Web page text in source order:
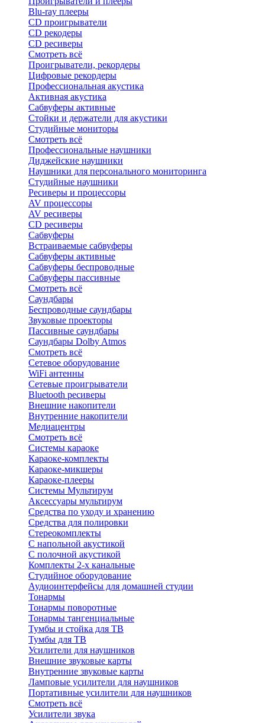
Blu-ray плееры
CD проигрыватели
CD рекодеры
CD ресиверы
Смотреть всё
Проигрыватели, рекордеры
Цифровые рекордеры
Профессиональная акустика
Активная акустика
Сабвуферы активные
Стойки и держатели для акустики
Студийные мониторы
Смотреть всё
Профессиональные наушники
Диджейские наушники
Наушники для персонального мониторинга
Студийные наушники
Ресиверы и процессоры
AV процессоры
AV ресиверы
CD ресиверы
Сабвуферы
Встраиваемые сабвуферы
Сабвуферы активные
Сабвуферы беспроводные
Сабвуферы пассивные
Смотреть всё
Саундбары
Беспроводные саундбары
Звуковые проекторы
Пассивные саундбары
Саундбары Dolby Atmos
Смотреть всё
Сетевое оборудование
WiFi антенны
Сетевые проигрыватели
Bluetooth ресиверы
Внешние накопители
Внутренние накопители
Медиацентры
Смотреть всё
Системы караоке
Караоке-комплекты
Караоке-микшеры
Караоке-плееры
Системы Мультирум
Аксессуары мультирум
Средства по уходу и хранению
Средства для полировки
Стереокомплекты
C напольной акустикой
C полочной акустикой
Комплекты 2-х канальные
Студийное оборудование
Аудиоинтерфейсы для домашней студии
Тонармы
Тонармы поворотные
Тонармы тангенциальные
Тумбы и стойка для ТВ
Тумбы для ТВ
Усилители для наушников
Внешние звуковые карты
Внутренние звуковые карты
Ламповые усилители для наушников
Портативные усилители для наушников
Смотреть всё
Усилители звука